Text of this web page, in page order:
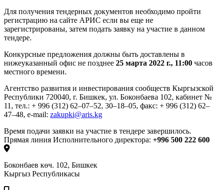
Для получения тендерных документов необходимо пройти
регистрацию на сайте АРИС если вы еще не
зарегистрированы, затем подать заявку на участие в данном
тендере.
Конкурсные предложения должны быть доставлены в
нижеуказанный офис не позднее 25 марта 2022 г., 11:00 часов
местного времени.
Агентство развития и инвестирования сообществ Кыргызской
Республики 720040, г. Бишкек, ул. Боконбаева 102, кабинет №
11, тел.: + 996 (312) 62–07–52, 30–18–05, факс: + 996 (312) 62–
47–48, e-mail: zakupki@aris.kg
Время подачи заявки на участие в тендере завершилось.
Прямая линия Исполнительного директора: +996 500 222 600
Боконбаев көч. 102, Бишкек
Кыргыз Республикасы